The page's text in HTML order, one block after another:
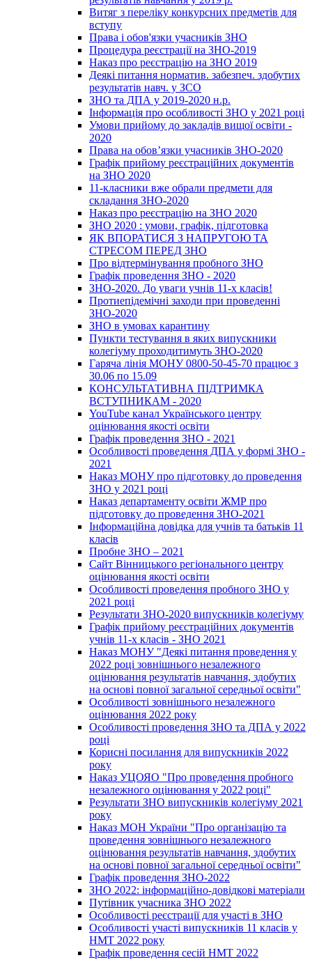
Витяг з переліку конкурсних предметів для
вступу
Права і обов'язки учасників ЗНО
Процедура реєстрації на ЗНО-2019
Наказ про реєстрацію на ЗНО 2019
Деякі питання норматив. забезпеч. здобутих
результатів навч. у ЗСО
ЗНО та ДПА у 2019-2020 н.р.
Інформація про особливості ЗНО у 2021 році
Умови прийому до закладів вищої освіти -
2020
Права на обов’язки учасників ЗНО-2020
Графік прийому реєстраційних документів
на ЗНО 2020
11-класники вже обрали предмети для
складання ЗНО-2020
Наказ про реєстрацію на ЗНО 2020
ЗНО 2020 : умови, графік, підготовка
ЯК ВПОРАТИСЯ З НАПРУГОЮ ТА
СТРЕСОМ ПЕРЕД ЗНО
Про відтермінування пробного ЗНО
Графік проведення ЗНО - 2020
ЗНО-2020. До уваги учнів 11-х класів!
Протиепідемічні заходи при проведенні
ЗНО-2020
ЗНО в умовах карантину
Пункти тестування в яких випускники
колегіуму проходитимуть ЗНО-2020
Гаряча лінія МОНУ 0800-50-45-70 працює з
30.06 по 15.09
КОНСУЛЬТАТИВНА ПІДТРИМКА
ВСТУПНИКАМ - 2020
YouTube канал Українського центру
оцінювання якості освіти
Графік проведення ЗНО - 2021
Особливості проведення ДПА у формі ЗНО -
2021
Наказ МОНУ про підготовку до проведення
ЗНО у 2021 році
Наказ департаменту освіти ЖМР про
підготовку до проведення ЗНО-2021
Інформаційна довідка для учнів та батьків 11
класів
Пробне ЗНО – 2021
Сайт Вінницького регіонального центру
оцінювання якості освіти
Особливості проведення пробного ЗНО у
2021 році
Результати ЗНО-2020 випускників колегіуму
Графік прийому реєстраційних документів
учнів 11-х класів - ЗНО 2021
Наказ МОНУ "Деякі питання проведення у
2022 році зовнішнього незалежного
оцінювання результатів навчання, здобутих
на основі повної загальної середньої освіти"
Особливості зовнішнього незалежного
оцінювання 2022 року
Особливості проведення ЗНО та ДПА у 2022
році
Корисні посилання для випускників 2022
року
Наказ УЦОЯО "Про проведення пробного
незалежного оцінювання у 2022 році"
Результати ЗНО випускників колегіуму 2021
року
Наказ МОН України "Про організацію та
проведення зовнішнього незалежного
оцінювання результатів навчання, здобутих
на основі повної загальної середньої освіти"
Графік проведення ЗНО-2022
ЗНО 2022: інформаційно-довідкові матеріали
Путівник учасника ЗНО 2022
Особливості реєстрації для участі в ЗНО
Особливості участі випускників 11 класів у
НМТ 2022 року
Графік проведення сесій НМТ 2022